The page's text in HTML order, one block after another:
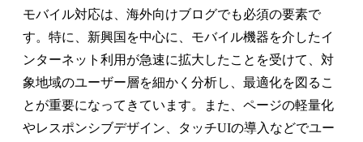
モバイル対応は、海外向けブログでも必須の要素で
す。特に、新興国を中心に、モバイル機器を介したイ
ンターネット利用が急速に拡大したことを受けて、対
象地域のユーザー層を細かく分析し、最適化を図るこ
とが重要になってきています。また、ページの軽量化
やレスポンシブデザイン、タッチUIの導入などでユー